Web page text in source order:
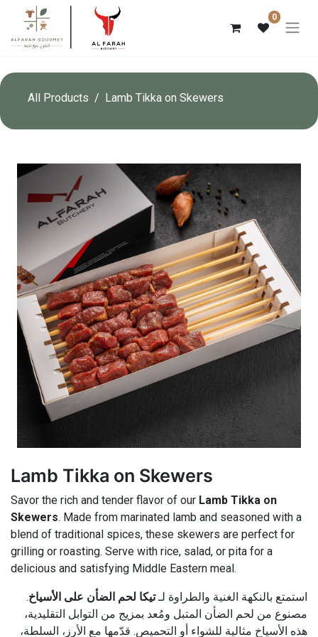
0
All Products Lamb Tikka on Skewers
Lamb Tikka on Skewers
Savor the rich and tender flavor of our Lamb Tikka on
Skewers. Made from marinated lamb and seasoned with a
blend of traditional spices, these skewers are perfect for
grilling or roasting. Serve with rice, salad, or pita for a
delicious and satisfying Middle Eastern meal.
استمتع بالنكهة الغنية والطراوة لـتيكا لحم الضأن على الأسياخ.
مصنوع من لحم الضأن المتبل ومُعد بمزيج من التوابل التقليدية،
هذه الأسياخ مثالية للشواء أو التحميص. قدّمها مع الأرز، السلطة،